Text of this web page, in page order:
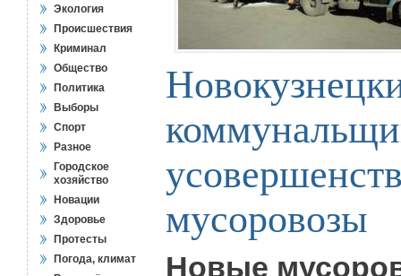
Экология
Происшествия
Криминал
Общество
Политика
Выборы
Спорт
Разное
Городское
хозяйство
Новации
Здоровье
Протесты
Погода, климат
мусоровозы
Новые